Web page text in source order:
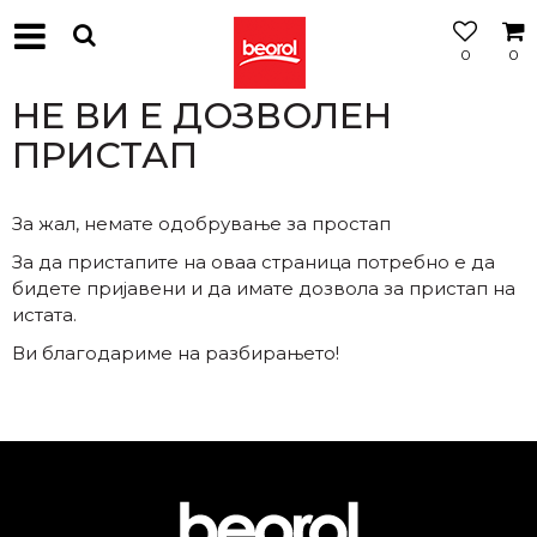
0
0
БЕСПЛАТНА
ИСПОРАКА
НЕ ВИ Е ДОЗВОЛЕН
ПРИСТАП
За жал, немате одобрување за простап
За да пристапите на оваа страница потребно е да
бидете пријавени и да имате дозвола за пристап на
истата.
Ви благодариме на разбирањето!